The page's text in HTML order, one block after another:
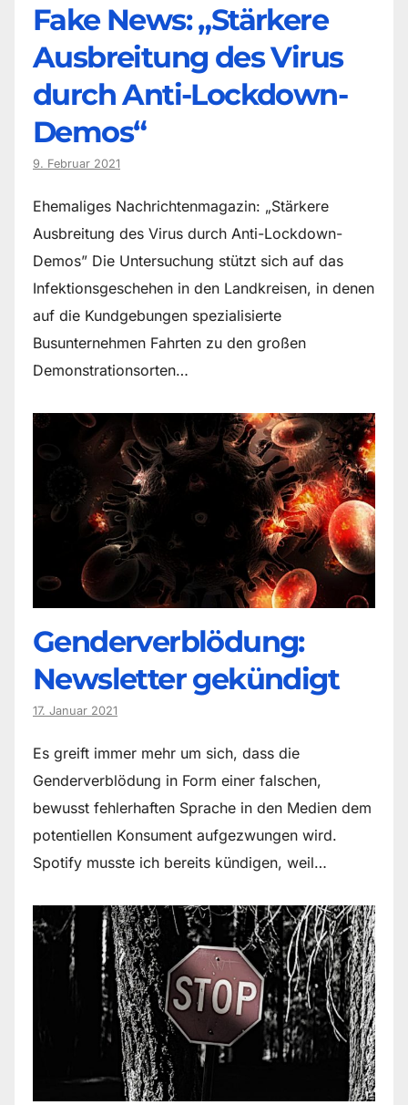
Fake News: „Stärkere
Ausbreitung des Virus
durch Anti-Lockdown-
Demos“
9. Februar 2021
Ehemaliges Nachrichtenmagazin: „Stärkere
Ausbreitung des Virus durch Anti-Lockdown-
Demos” Die Untersuchung stützt sich auf das
Infektionsgeschehen in den Landkreisen, in denen
auf die Kundgebungen spezialisierte
Busunternehmen Fahrten zu den großen
Demonstrationsorten…
Genderverblödung:
Newsletter gekündigt
17. Januar 2021
Es greift immer mehr um sich, dass die
Genderverblödung in Form einer falschen,
bewusst fehlerhaften Sprache in den Medien dem
potentiellen Konsument aufgezwungen wird.
Spotify musste ich bereits kündigen, weil…